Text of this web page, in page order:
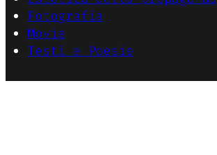
Fotografia
Movie
Testi e Poesie